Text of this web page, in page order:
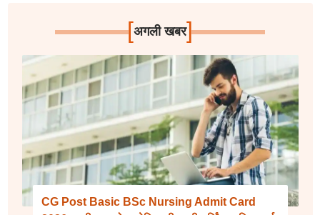
[अगली खबर]
CG Post Basic BSc Nursing Admit Card